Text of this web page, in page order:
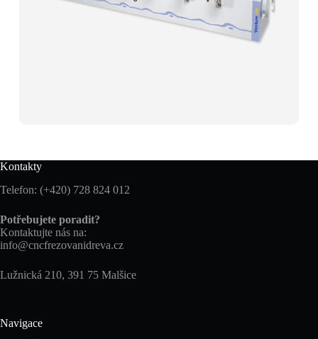
Kontakty
Telefon: (+420) 728 824 012
Potřebujete poradit?
Kontaktujte nás na:
info@cncfrezovanidreva.cz
Lužnická 210, 391 75 Malšice
Navigace